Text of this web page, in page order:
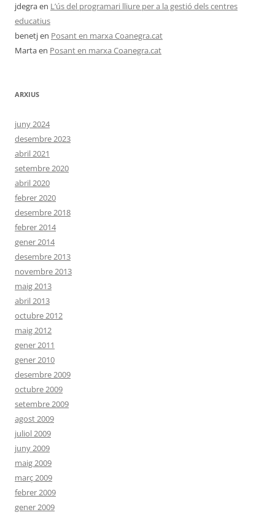
jdegraen L’ús del programari lliure per a la gestió dels centres
educatius
benetjen Posant en marxa Coanegra.cat
Martaen Posant en marxa Coanegra.cat
ARXIUS
juny 2024
desembre 2023
abril 2021
setembre 2020
abril 2020
febrer 2020
desembre 2018
febrer 2014
gener 2014
desembre 2013
novembre 2013
maig 2013
abril 2013
octubre 2012
maig 2012
gener 2011
gener 2010
desembre 2009
octubre 2009
setembre 2009
agost 2009
juliol 2009
juny 2009
maig 2009
març 2009
febrer 2009
gener 2009